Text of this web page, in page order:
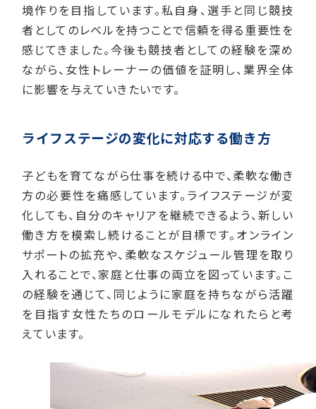
境作りを目指しています。私自身、選手と同じ競技
者としてのレベルを持つことで信頼を得る重要性を
感じてきました。今後も競技者としての経験を深め
ながら、女性トレーナーの価値を証明し、業界全体
に影響を与えていきたいです。
ライフステージの変化に対応する働き方
子どもを育てながら仕事を続ける中で、柔軟な働き
方の必要性を痛感しています。ライフステージが変
化しても、自分のキャリアを継続できるよう、新しい
働き方を模索し続けることが目標です。オンライン
サポートの拡充や、柔軟なスケジュール管理を取り
入れることで、家庭と仕事の両立を図っています。こ
の経験を通じて、同じように家庭を持ちながら活躍
を目指す女性たちのロールモデルになれたらと考
えています。